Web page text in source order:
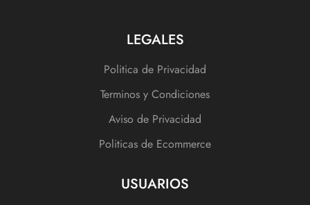
LEGALES
Politica de Privacidad
Terminos y Condiciones
Aviso de Privacidad
Politicas de Ecommerce
USUARIOS